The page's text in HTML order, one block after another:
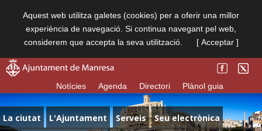
Aquest web utilitza galetes (cookies) per a oferir una millor
experiència de navegació. Si continua navegant pel web,
considerem que accepta la seva utilització.
[ Acceptar ]
Notícies Agenda Directori Plànol guia
La ciutat L'Ajuntament Serveis
Seu electrònica